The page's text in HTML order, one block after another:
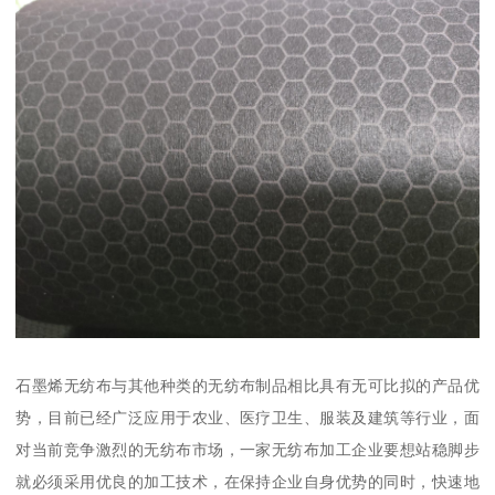
石墨烯无纺布与其他种类的无纺布制品相比具有无可比拟的产品优
势，目前已经广泛应用于农业、医疗卫生、服装及建筑等行业，面
对当前竞争激烈的无纺布市场，一家无纺布加工企业要想站稳脚步
就必须采用优良的加工技术，在保持企业自身优势的同时，快速地